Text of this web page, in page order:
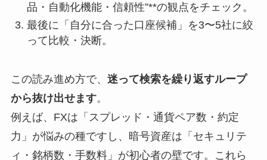
品・自動化機能・信頼性”**の観点をチェック。
最後に「自分に合った口座候補」を3〜5社に絞
って比較・決断。
この読み進め方で、 迷って検索を繰り返すループ
から抜け出せます。
例えば、FXは「スプレッド・通貨ペア数・約定
力」が悩みの種ですし、暗号資産は「セキュリテ
ィ・銘柄数・手数料」が初心者の壁です。これら